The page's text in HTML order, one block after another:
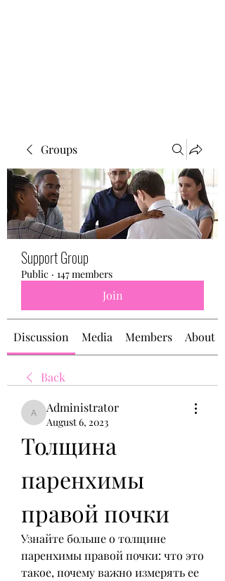
Groups
Support Group
Public · 147 members
Join
Discussion Media Members About
Back
Administrator
Administrator
August 6, 2023
Толщина
паренхимы
правой почки
Узнайте больше о толщине
паренхимы правой почки: что это
такое, почему важно измерять ее